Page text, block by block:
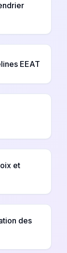
EEAT
et
des